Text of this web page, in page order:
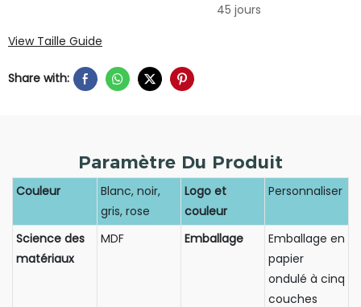
45 jours
View Taille Guide
Share with:
Paramètre Du Produit
Couleur
Blanc, noir,
gris, rose
Logo et
couleur
Personnaliser
Science des
matériaux
MDF Emballage
Emballage en
papier
ondulé à cinq
couches